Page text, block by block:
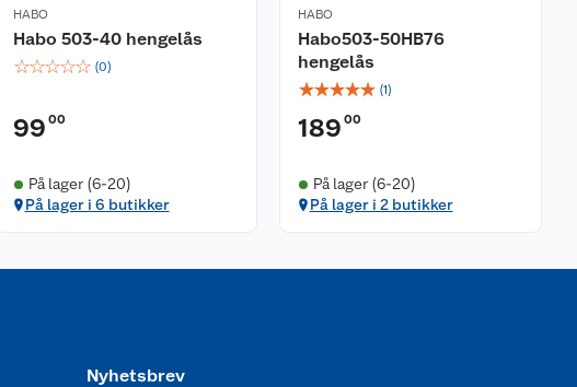
HABO
Habo 503-40 hengelås
☆☆☆☆☆ (0)
99 00
På lager (6-20)
På lager i 6 butikker
HABO
Habo503-50HB76
hengelås
☆☆☆☆☆ (1)
189 00
På lager (6-20)
På lager i 2 butikker
Nyhetsbrev